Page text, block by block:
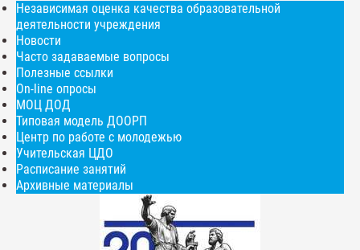
Независимая оценка качества образовательной
деятельности учреждения
Новости
Часто задаваемые вопросы
Полезные ссылки
On-line опросы
МОЦ ДОД
Типовая модель ДООРП
Центр по работе с молодежью
Учительская ЦДО
Расписание занятий
Архивные материалы